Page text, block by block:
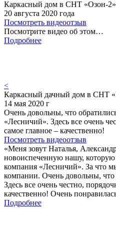
Каркасный дом в СНТ «Озон-2»
20 августа 2020 года
Посмотреть видеоотзыв
Посмотрите видео об этом…
Подробнее
<
Каркасный дачный дом в СНТ
14 мая 2020 г
Очень довольны, что
«Лесничий». Здесь все очень
самое главное – качественно!
Посмотреть видеоотзыв
«Меня зовут Наталья,
новоиспеченную нашу, которую
компания «Лесничий». За что
компании. Очень довольны, что
Здесь все очень честно,
качественно! Очень
Подробнее